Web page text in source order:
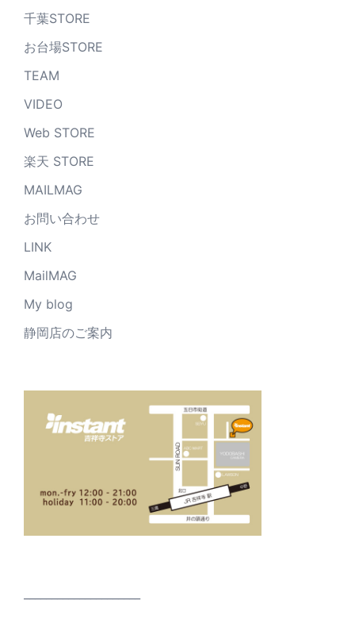
千葉STORE
お台場STORE
TEAM
VIDEO
Web STORE
楽天 STORE
MAILMAG
お問い合わせ
LINK
MailMAG
My blog
静岡店のご案内